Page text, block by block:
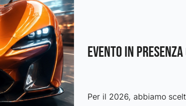
EVENTO IN
Per il 2026, abbiamo